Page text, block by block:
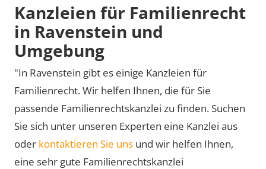
Kanzleien für Familienrecht
in Ravenstein und
Umgebung
"In Ravenstein gibt es einige Kanzleien für
Familienrecht. Wir helfen Ihnen, die für Sie
passende Familienrechtskanzlei zu finden. Suchen
Sie sich unter unseren Experten eine Kanzlei aus
oder kontaktieren Sie uns und wir helfen Ihnen,
eine sehr gute Familienrechtskanzlei